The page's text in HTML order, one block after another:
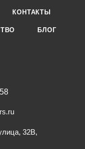
КОНТАКТЫ
БЛОГ
32В,